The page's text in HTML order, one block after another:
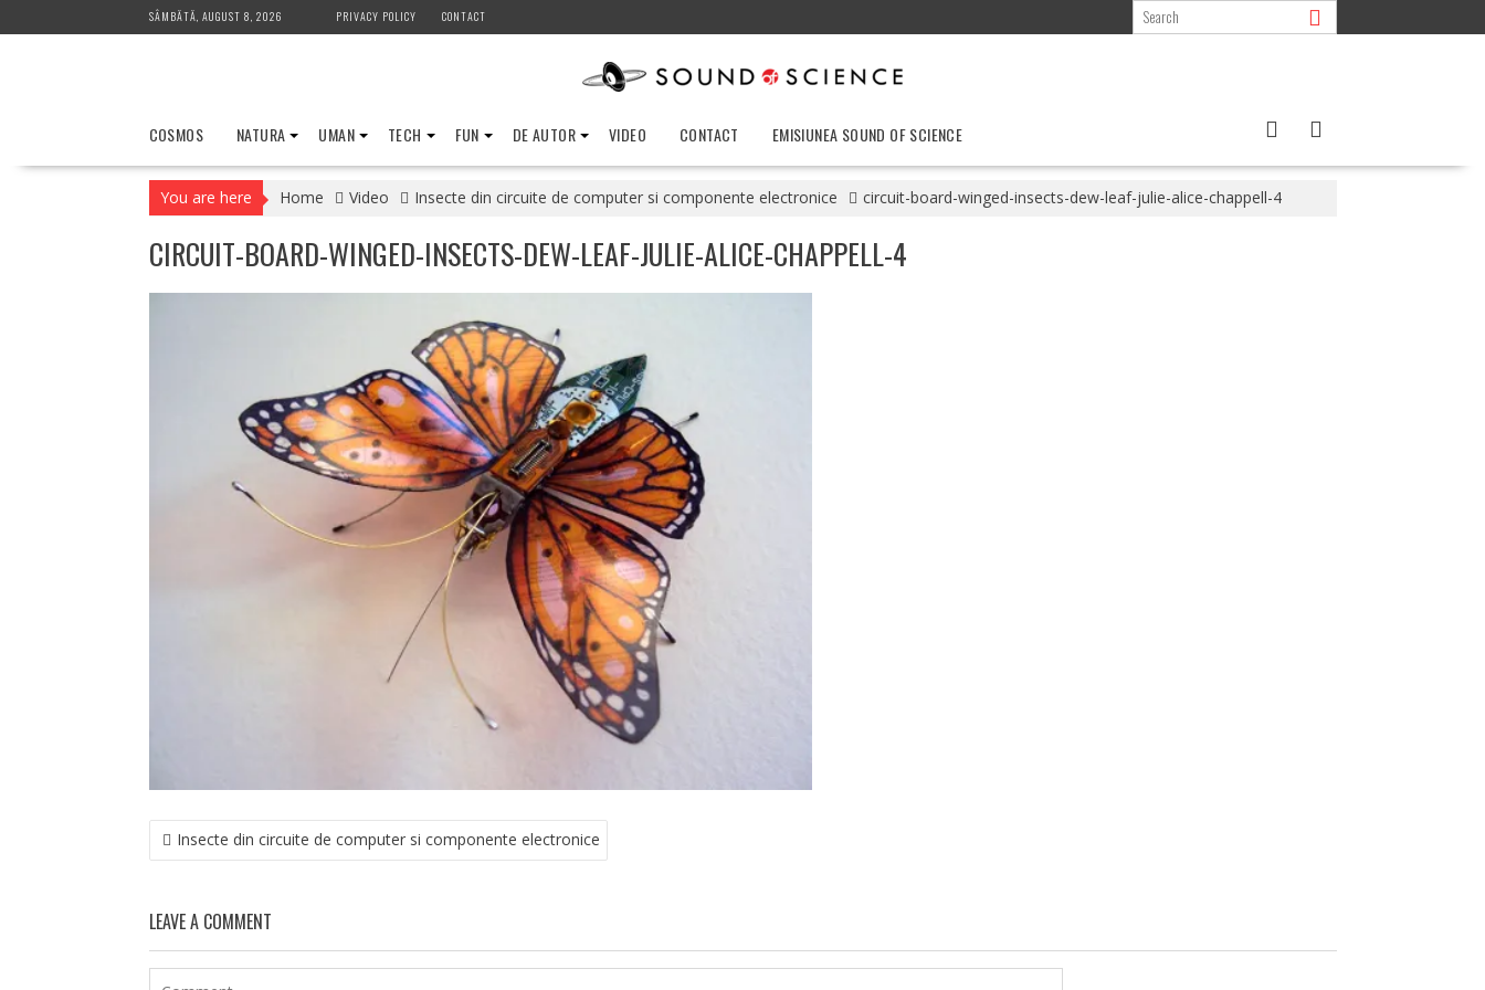
to
SÂMBĂTĂ, AUGUST 8, 2026 PRIVACY POLICY CONTACT
COSMOS NATURA UMAN TECH FUN DE AUTOR VIDEO CONTACT EMISIUNEA SOUND OF SCIENCE
You are here Home Video Insecte din circuite de computer si componente electronice circuit-board-winged-insects-dew-leaf-julie-alice-chappell-4
CIRCUIT-BOARD-WINGED-INSECTS-DEW-LEAF-JULIE-ALICE-CHAPPELL-4
NAVIGARE
ÎN Insecte din circuite de computer si componente electronice
LEAVE A COMMENT